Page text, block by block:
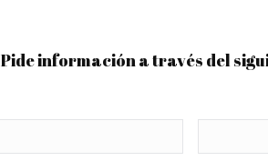
Pide información a través del